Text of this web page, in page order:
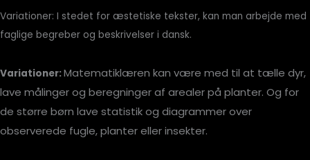
Variationer: I stedet for æstetiske tekster, kan man arbejde med
faglige begreber og beskrivelser i dansk.
Variationer:Matematiklæren kan være med til at tælle dyr,
lave målinger og beregninger af arealer på planter. Og for
de større børn lave statistik og diagrammer over
observerede fugle, planter eller insekter.